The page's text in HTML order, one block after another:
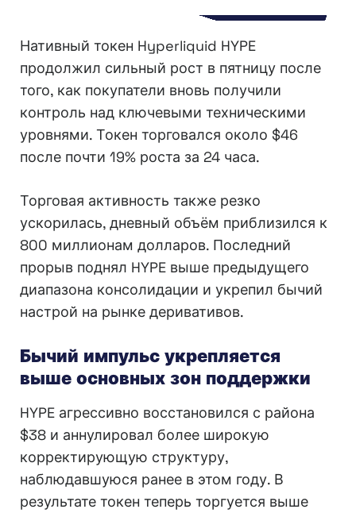
Нативный токен Hyperliquid HYPE
продолжил сильный рост в пятницу после
того, как покупатели вновь получили
контроль над ключевыми техническими
уровнями. Токен торговался около $46
после почти 19% роста за 24 часа.
Торговая активность также резко
ускорилась, дневный объём приблизился к
800 миллионам долларов. Последний
прорыв поднял HYPE выше предыдущего
диапазона консолидации и укрепил бычий
настрой на рынке деривативов.
Бычий импульс укрепляется
выше основных зон поддержки
HYPE агрессивно восстановился с района
$38 и аннулировал более широкую
корректирующую структуру,
наблюдавшуюся ранее в этом году. В
результате токен теперь торгуется выше